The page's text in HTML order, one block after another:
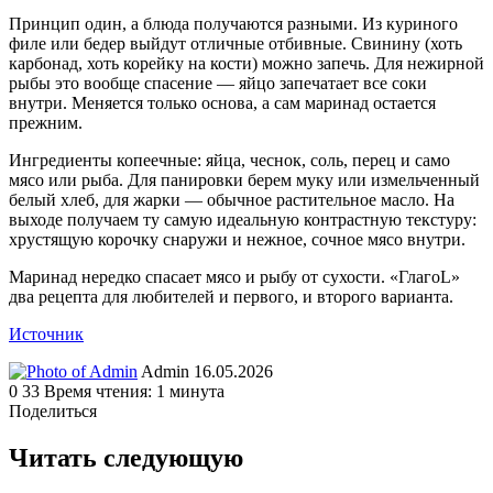
Принцип один, а блюда получаются разными. Из куриного
филе или бедер выйдут отличные отбивные. Свинину (хоть
карбонад, хоть корейку на кости) можно запечь. Для нежирной
рыбы это вообще спасение — яйцо запечатает все соки
внутри. Меняется только основа, а сам маринад остается
прежним.
Ингредиенты копеечные: яйца, чеснок, соль, перец и само
мясо или рыба. Для панировки берем муку или измельченный
белый хлеб, для жарки — обычное растительное масло. На
выходе получаем ту самую идеальную контрастную текстуру:
хрустящую корочку снаружи и нежное, сочное мясо внутри.
Маринад нередко спасает мясо и рыбу от сухости. «ГлагоL»
два рецепта для любителей и первого, и второго варианта.
Источник
Admin Send
an
16.05.2026
0 33 Время чтения: 1 минута
Поделиться
через
электронную
Читать следующую